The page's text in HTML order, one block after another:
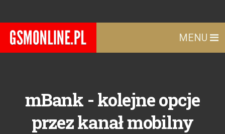
MENU
mBank - kolejne opcje
przez kanał mobilny